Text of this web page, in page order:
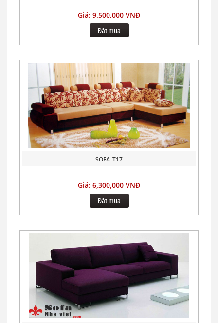
Giá: 9,500,000 VNĐ
Đặt mua
SOFA_T17
Giá: 6,300,000 VNĐ
Đặt mua